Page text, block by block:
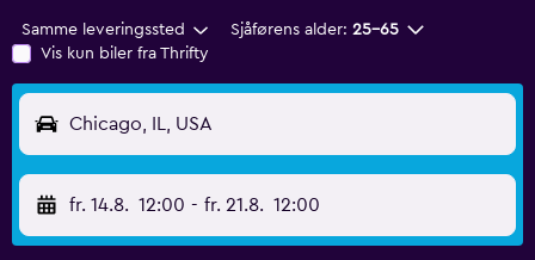
Samme leveringssted Sjåførens alder: 25–65
Vis kun biler fra Thrifty
Chicago, IL, USA
fr. 14.8. 12:00 - fr. 21.8. 12:00